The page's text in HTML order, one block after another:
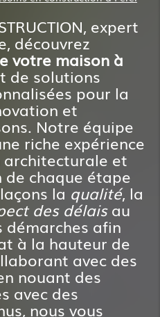
expert
découvrez
votre maison à
de solutions
pour la
et
Notre équipe
riche expérience
et
chaque étape
la qualité, la
des délaisau
afin
à la hauteur de
avec des
nouant des
avec des
nous vous